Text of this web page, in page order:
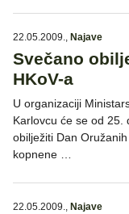
22.05.2009., Najave
Svečano
HKoV-a
U organizaciji
Karlovcu će se od 25.
obilježiti Dan
kopnene …
22.05.2009., Najave